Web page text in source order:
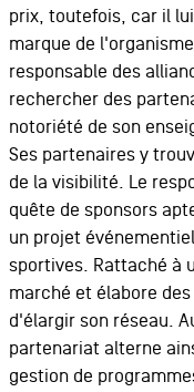
prix, toutefois, car il
marque de
responsable des
rechercher des
notoriété de son
Ses partenaires y
de la visibilité. Le
quête de sponsors
un projet
sportives. Rattaché à
marché et élabore
d'élargir son réseau.
partenariat alterne
gestion de